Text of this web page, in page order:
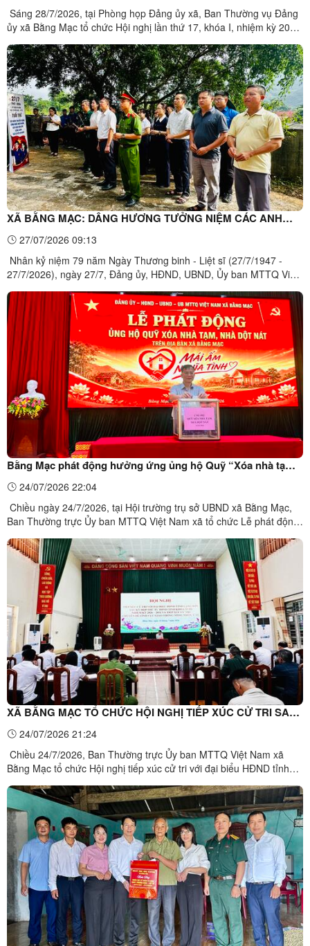
Sáng 28/7/2026, tại Phòng họp Đảng ủy xã, Ban Thường vụ Đảng
ủy xã Bằng Mạc tổ chức Hội nghị lần thứ 17, khóa I, nhiệm kỳ 2025
xã chủ trì hội nghị.Tại hội nghị, Ban Thường vụ Đảng ủy tập trung
đánh giá kết quả công tác lãnh đạo, chỉ ...
XÃ BẰNG MẠC: DÂNG HƯƠNG TƯỞNG NIỆM CÁC ANH
HÙNG LIỆT SĨ, GẶP MẶT GIA ĐÌNH CHÍNH SÁCH NHÂN DỊP
27/727/07/2026 09:13
Nhân kỷ niệm 79 năm Ngày Thương binh - Liệt sĩ (27/7/1947 -
27/7/2026), ngày 27/7, Đảng ủy, HĐND, UBND, Ủy ban MTTQ Việt
các anh hùng liệt sĩ tại Nghĩa trang Liệt sĩ xã. Dự lễ có đồng chí
Phùng Văn Nghĩa, Bí thư Đảng ủy, Chủ tịch HĐND xã; ...
Bằng Mạc phát động hưởng ứng ủng hộ Quỹ “Xóa nhà tạm,
nhà dột nát” và an sinh xã hội năm 2026
24/07/2026 22:04
Chiều ngày 24/7/2026, tại Hội trường trụ sở UBND xã Bằng Mạc,
Ban Thường trực Ủy ban MTTQ Việt Nam xã tổ chức Lễ phát động
sinh xã hội năm 2026.Dự buổi lễ có Thường trực Đảng ủy, Thường
trực HĐND, lãnh đạo UBND xã; đại diện các cơ ...
XÃ BẰNG MẠC TỔ CHỨC HỘI NGHỊ TIẾP XÚC CỬ TRI SAU
KỲ HỌP THỨ TƯ HĐND TỈNH
24/07/2026 21:24
Chiều 24/7/2026, Ban Thường trực Ủy ban MTTQ Việt Nam xã
Bằng Mạc tổ chức Hội nghị tiếp xúc cử tri với đại biểu HĐND tỉnh
2026–2031.Dự hội nghị có ông Hoàng Xuân Anh, Bí thư Đảng ủy,
Chủ tịch HĐND xã Vạn Linh, Tổ trưởng Tổ đại biểu số 4 ...